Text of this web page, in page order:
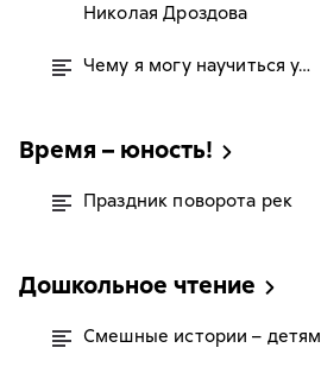
Николая Дроздова
Чему я могу научиться у…
Время – юность!
Праздник поворота рек
Дошкольное чтение
Смешные истории – детям